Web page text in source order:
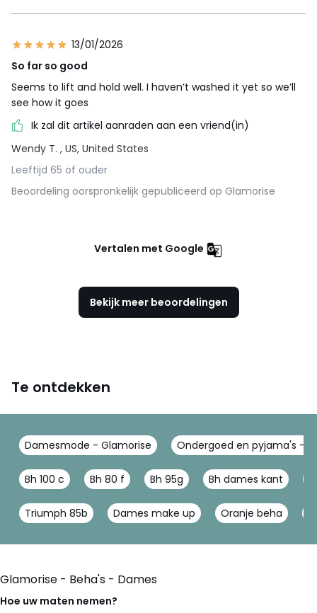
13/01/2026
So far so good
Seems to lift and hold well. I haven’t washed it yet so we’ll
see how it goes
Ik zal dit artikel aanraden aan een vriend(in)
Wendy T. , US, United States
Leeftijd 65 of ouder
Beoordeling oorspronkelijk gepubliceerd op Glamorise
Vertalen met Google
Bekijk meer beoordelingen
Te ontdekken
Damesmode - Glamorise Ondergoed en pyjama's -
Bh 100 c Bh 80 f Bh 95g Bh dames kant
Triumph 85b Dames make up Oranje beha
Glamorise - Beha's - Dames
Hoe uw maten nemen?